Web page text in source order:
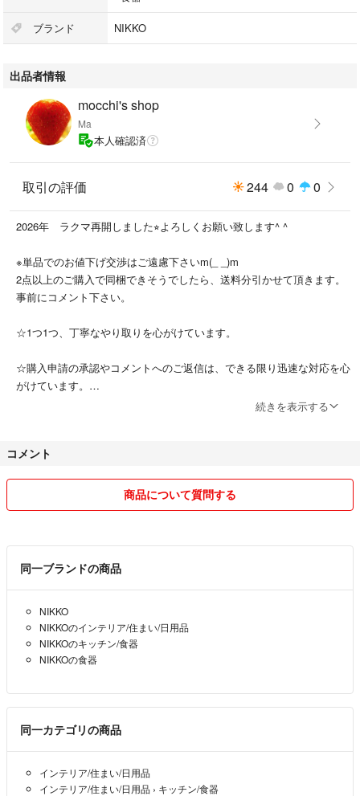
素材···陶磁器
サイズ···中（直径：18.0 ～ 24.9cm）
食器セット ディナー皿 バカラ 洋食器 カントリー フレンチ イタリア
ン コース料理 パーティオードブル パスタ皿 NARUMI ナルミ 大倉陶
園 栗原はるみ IDEE マリメッコ
豆皿 小鉢 キッチン用品 テーブルウエア キッチン雑貨 デザート皿 お
もてなし たち吉 香蘭社 深川製磁 林九郎 林九郎窯 石丸陶芸 陶芸 陶
陶器 三洋陶器 そうた窯 惣太窯 太一郎窯 しん窯 青花
ジョンソンブラザース、villeyroy&boch、Johnsonbrothers、レノックス、
LENOX、PICKARD ノリタケ、前畑陶器、ウェッジウッド、ロイヤルコペ
ンハーゲン、マイセン、ヘレンド、ロイヤルクラウンダービー、ミント
ン、アウガルテン、ロイヤルアルバート、ミントン、大倉陶園、バカラ、
モーゼル、ラリック
鳴海陶器 高山窯 新峰武堅 宗右衛門 GOLDIMARI わざん wazan 和
山 陶翔舞千 池田製陶所 IKEDACRAFT 白山陶器 青藍窯 setocraft 秀峰
窯 畑萬陶苑 畑萬 庫山 波佐見焼 丹心 丹心窯 料亭 HUTSCHENREUT
HER フッチェンロイター 和食器 有田焼 伊万里焼 波佐見焼 古伊万
里 京焼 益子焼 九谷焼 美濃焼 アンティーク ヴィンテージ 年代物 骨
董 骨董品 名品 メイドインジャパン ボーンチャイナ
カラー···ホワイト
素材···陶磁器
サイズ···大（直径：25.0cm ～）
ブランド NIKKO
出品者情報
mocchi's shop
Ma
本人確認済
取引の評価 244 0 0
2026年 ラクマ再開しました⭐︎よろしくお願い致します^ ^
※単品でのお値下げ交渉はご遠慮下さいm(_ _)m
2点以上のご購入で同梱できそうでしたら、送料分引かせて頂きます。
事前にコメント下さい。
☆1つ1つ、丁寧なやり取りを心がけています。
☆購入申請の承認やコメントへのご返信は、できる限り迅速な対応を心
がけています。
☆梱包は、衝撃・防水対策を考えて発送します。
お互いに気持ちのよいやり取りをしたいと思っております✨
よろしくお願い致します(*^^*)
続きを表示する
コメント
商品について質問する
同一ブランドの商品
NIKKO
NIKKOのインテリア/住まい/日用品
NIKKOのキッチン/食器
NIKKOの食器
同一カテゴリの商品
インテリア/住まい/日用品
インテリア/住まい/日用品 › キッチン/食器